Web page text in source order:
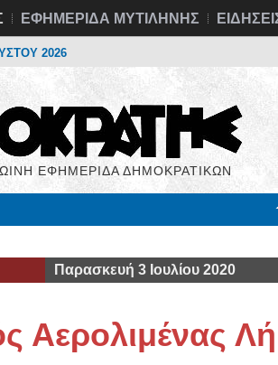
ΕΦΗΜΕΡΙΔΑ ΜΥΤΙΛΗΝΗΣ
2026
ΕΦΗΜΕΡΙΔΑ ΔΗΜΟΚΡΑΤΙΚΩΝ
Παρασκευή 3 Ιουλίου 2020
Αερολιμένας